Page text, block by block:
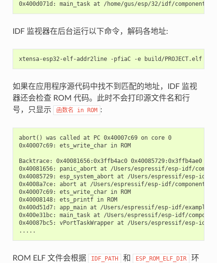
IDF 监视器在后台运行以下命令，解码各地址:
如果在应用程序源代码中找不到匹配的地址，IDF 监视
器还会检查 ROM 代码。此时不会打印源文件名和行
号，只显示
函数名 in ROM :
abort() was called at PC 0x40007c69 on core 0
0x40007c69: ets_write_char in ROM
Backtrace: 0x40081656:0x3ffb4ac0 0x40085729:0x3ffb4ae0
0x40081656: panic_abort at /Users/espressif/esp-idf/
0x40085729: esp_system_abort at /Users/espressif/esp-idf/
0x4008a7ce: abort at /Users/espressif/esp-idf/components/
0x40007c69: ets_write_char in ROM
0x40008148: ets_printf in ROM
0x400d51d7: app_main at /Users/espressif/esp-idf/
0x400e31bc: main_task at /Users/espressif/esp-idf/
0x40087bc5: vPortTaskWrapper at /Users/espressif/esp-idf/
ROM ELF 文件会根据 IDF_PATH 和 ESP_ROM_ELF_DIR
环